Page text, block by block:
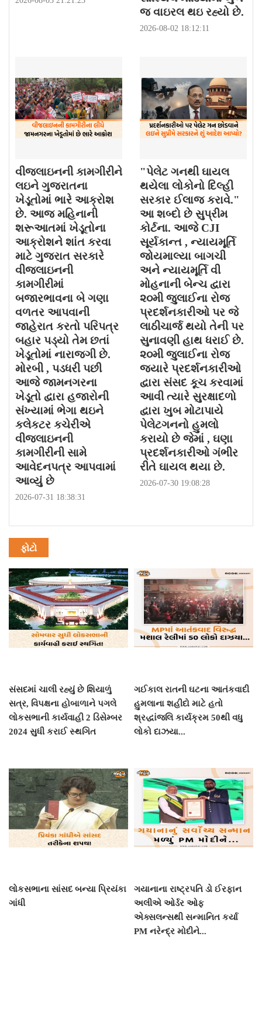
જ વાઇરલ થઇ રહ્યો છે.
2026-08-02 18:12:11
વીજલાઇનની કામગીરીને
લઇને ગુજરાતના
ખેડૂતોમાં ભારે આક્રોશ
છે. આજ મહિનાની
શરૂઆતમાં ખેડૂતોના
આક્રોશને શાંત કરવા
માટે ગુજરાત સરકારે
વીજલાઇનની
કામગીરીમાં
બજારભાવના બે ગણા
વળતર આપવાની
જાહેરાત કરતો પરિપત્ર
બહાર પડ્યો તેમ છતાં
ખેડૂતોમાં નારાજગી છે.
મોરબી , પડધરી પછી
આજે જામનગરના
ખેડૂતો દ્વારા હજારોની
સંખ્યામાં ભેગા થઇને
કલેકટર કચેરીએ
વીજલાઇનની
કામગીરીની સામે
આવેદનપત્ર આપવામાં
આવ્યું છે
2026-07-31 18:38:31
"પેલેટ ગનથી ઘાયલ
થયેલા લોકોનો દિલ્હી
સરકાર ઈલાજ કરાવે."
આ શબ્દો છે સુપ્રીમ
કોર્ટના. આજે CJI
સૂર્યકાન્ત , ન્યાયમૂર્તિ
જોયમાલ્યા બાગચી
અને ન્યાયમૂર્તિ વી
મોહનાની બેન્ચ દ્વારા
૨૦મી જુલાઈના રોજ
પ્રદર્શનકારીઓ પર જે
લાઠીચાર્જ થયો તેની પર
સુનાવણી હાથ ધરાઈ છે.
૨૦મી જુલાઈના રોજ
જયારે પ્રદર્શનકારીઓ
દ્વારા સંસદ કૂચ કરવામાં
આવી ત્યારે સુરક્ષાદળો
દ્વારા ખુબ મોટાપાયે
પેલેટગનનો હુમલો
કરાયો છે જેમાં , ઘણા
પ્રદર્શનકારીઓ ગંભીર
રીતે ઘાયલ થયા છે.
2026-07-30 19:08:28
ફોટો
સંસદમાં ચાલી રહ્યું છે શિયાળું
સત્ર, વિપક્ષના હોબાળાને પગલે
લોકસભાની કાર્યવાહી 2 ડિસેમ્બર
2024 સુધી કરાઈ સ્થગિત
ગઈકાલ રાતની ઘટના આતંકવાદી
હુમલાના શહીદો માટે હતો
શ્રદ્ધાંજલિ કાર્યક્રમ 50થી વધુ
લોકો દાઝયા...
લોકસભાના સાંસદ બન્યા પ્રિયંકા
ગાંધી
ગયાનાના રાષ્ટ્રપતિ ડો ઈરફાન
અલીએ ઓર્ડર ઓફ
એક્સલન્સથી સન્માનિત કર્યા
PM નરેન્દ્ર મોદીને...